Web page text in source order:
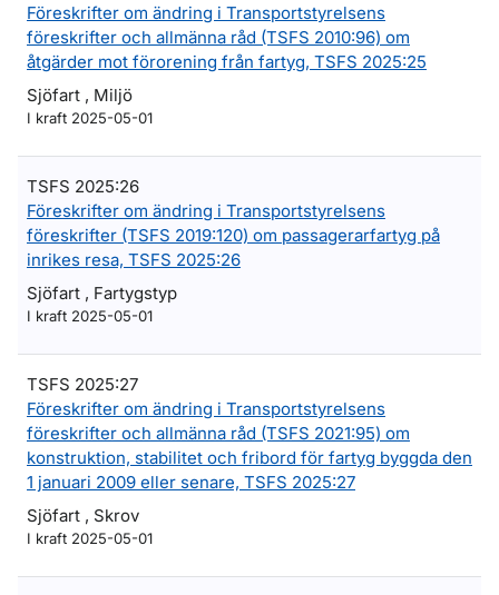
Föreskrifter om ändring i Transportstyrelsens
föreskrifter och allmänna råd (TSFS 2010:96) om
åtgärder mot förorening från fartyg, TSFS 2025:25
Sjöfart , Miljö
I kraft 2025-05-01
TSFS 2025:26
Föreskrifter om ändring i Transportstyrelsens
föreskrifter (TSFS 2019:120) om passagerarfartyg på
inrikes resa, TSFS 2025:26
Sjöfart , Fartygstyp
I kraft 2025-05-01
TSFS 2025:27
Föreskrifter om ändring i Transportstyrelsens
föreskrifter och allmänna råd (TSFS 2021:95) om
konstruktion, stabilitet och fribord för fartyg byggda den
1 januari 2009 eller senare, TSFS 2025:27
Sjöfart , Skrov
I kraft 2025-05-01